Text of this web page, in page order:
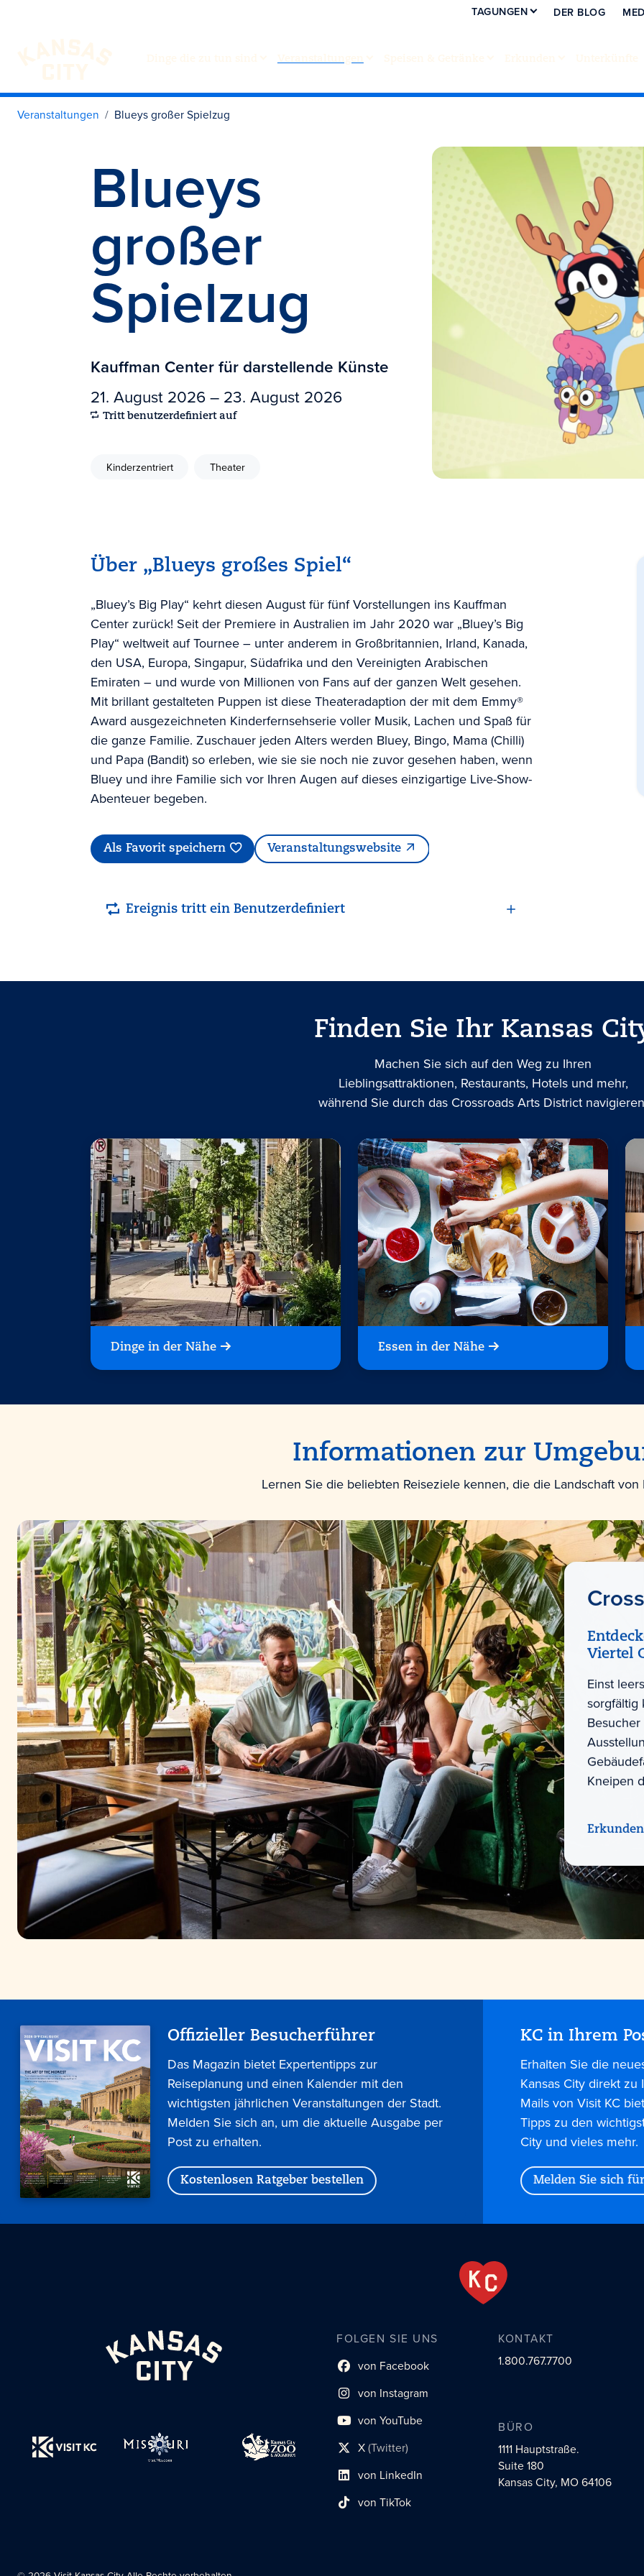
Besuchen Sie KC
TAGUNGEN DER BLOG
Veranstaltungen Blueys großer Spielzug
Blueys
großer
Spielzug
Kauffman Center für darstellende Künste
21. August 2026 – 23. August 2026
Tritt benutzerdefiniert auf
Kinderzentriert Theater
Über „Blueys großes Spiel“
„Bluey’s Big Play“ kehrt diesen August für fünf Vorstellungen ins Kauffman
Center zurück! Seit der Premiere in Australien im Jahr 2020 war „Bluey’s Big
Play“ weltweit auf Tournee – unter anderem in Großbritannien, Irland, Kanada,
den USA, Europa, Singapur, Südafrika und den Vereinigten Arabischen
Emiraten – und wurde von Millionen von Fans auf der ganzen Welt gesehen.
Mit brillant gestalteten Puppen ist diese Theateradaption der mit dem Emmy®
Award ausgezeichneten Kinderfernsehserie voller Musik, Lachen und Spaß für
die ganze Familie. Zuschauer jeden Alters werden Bluey, Bingo, Mama (Chilli)
und Papa (Bandit) so erleben, wie sie sie noch nie zuvor gesehen haben, wenn
Bluey und ihre Familie sich vor Ihren Augen auf dieses einzigartige Live-Show-
Abenteuer begeben.
Als Favorit speichern Veranstaltungswebsite
Ereignis tritt ein Benutzerdefiniert
Finden Sie Ihr Kansas
Machen Sie sich auf den Weg zu Ihren
Lieblingsattraktionen, Restaurants, Hotels und mehr,
während Sie durch das Crossroads Arts District
Dinge in der Nähe Essen in der Nähe
Informationen zur
Lernen Sie die beliebten Reiseziele kennen, die die Landschaft von
Viertel
Einst
sorgfältig
Kneipen
Offizieller Besucherführer
Das Magazin bietet Expertentipps zur
Reiseplanung und einen Kalender mit den
wichtigsten jährlichen Veranstaltungen der Stadt.
Melden Sie sich an, um die aktuelle Ausgabe per
Post zu erhalten.
Kostenlosen Ratgeber bestellen
KC in Ihrem
Erhalten Sie die
Kansas City direkt zu
Mails von Visit KC
Tipps zu den
City und vieles mehr.
Melden Sie sich
FOLGEN SIE UNS
Link zum sozialen Profil
von Facebook
Link zum sozialen Profil
von Instagram
Link zum sozialen Profil
von YouTube
X(Twitter)
Social-Profil-Link
Link zum sozialen Profil
von LinkedIn
Link zum sozialen Profil
von TikTok
KONTAKT
1.800.767.7700
BÜRO
1111 Hauptstraße.
Suite 180
Kansas City, MO 64106